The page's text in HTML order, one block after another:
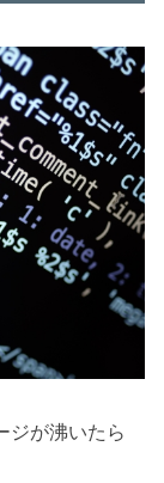
ジが沸いたら